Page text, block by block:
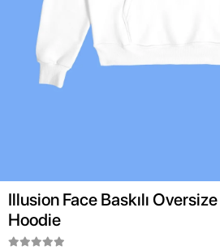
Illusion Face Baskılı
Hoodie